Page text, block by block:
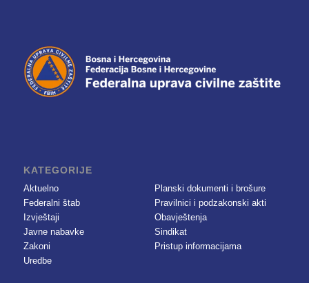
KATEGORIJE
Aktuelno
Federalni štab
Izvještaji
Javne nabavke
Zakoni
Uredbe
Planski dokumenti i brošure
Pravilnici i podzakonski akti
Obavještenja
Sindikat
Pristup informacijama